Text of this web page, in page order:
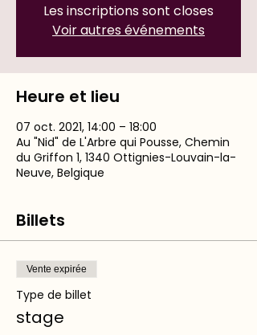
Les inscriptions sont closes
Voir autres événements
Heure et lieu
07 oct. 2021, 14:00 – 18:00
Au "Nid" de L'Arbre qui Pousse, Chemin
du Griffon 1, 1340 Ottignies-Louvain-la-
Neuve, Belgique
Billets
Vente expirée
Type de billet
stage